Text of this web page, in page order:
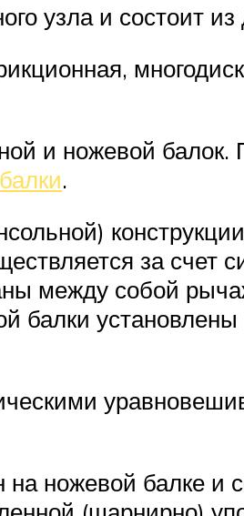
узла и состоит
и ножевой
.
за счет
между собой
балки
ножевой балке и